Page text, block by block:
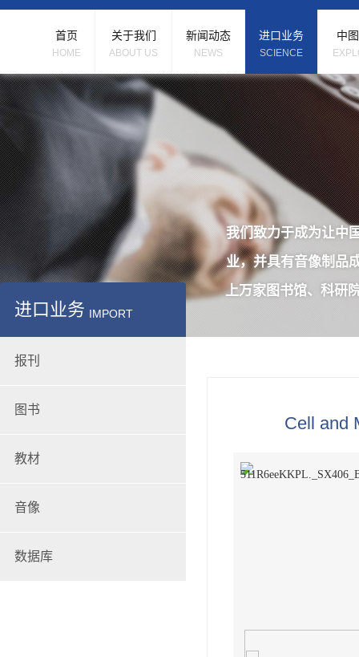
首页
HOME
关于我们
ABOUT US
新闻动态
NEWS
进口业务
SCIENCE
中
我们致力于成为让中
业，并具有音像制品
上万家图书馆、科研
进口业务 IMPORT
报刊
图书
教材
音像
数据库
Cell and